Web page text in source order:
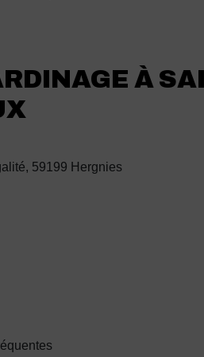
À
59199 Hergnies